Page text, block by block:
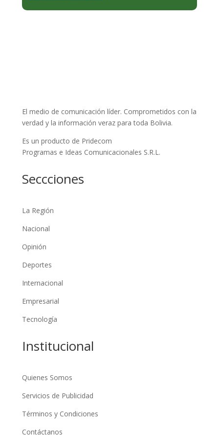
El medio de comunicación líder. Comprometidos con la
verdad y la información veraz para toda Bolivia.
Es un producto de Pridecom
Programas e Ideas Comunicacionales S.R.L.
Seccciones
La Región
Nacional
Opinión
Deportes
Internacional
Empresarial
Tecnología
Institucional
Quienes Somos
Servicios de Publicidad
Términos y Condiciones
Contáctanos